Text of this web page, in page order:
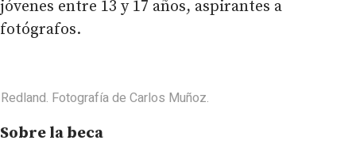
jóvenes entre 13 y 17 años, aspirantes a
fotógrafos.
Redland. Fotografía de Carlos Muñoz.
Sobre la beca